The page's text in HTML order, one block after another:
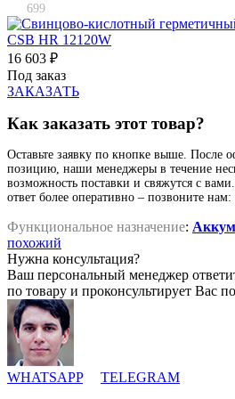
699
16 603 ₽
Под заказ
ЗАКАЗАТЬ
Как заказать этот товар?
Оставьте заявку по кнопке выше. После
позицию, наши менеджеры в течение
возможность поставки и свяжутся с
ответ более оперативно – позвоните нам:
Функциональное назначение:
похожий
Нужна консультация?
Ваш персональный менеджер
по товару и проконсультирует Вас
WHATSAPP TELEGRAM